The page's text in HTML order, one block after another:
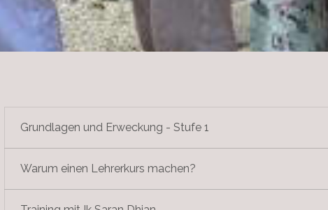
Grundlagen und Erweckung - Stufe 1
Warum einen Lehrerkurs machen?